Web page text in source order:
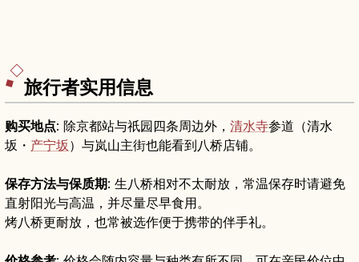
旅行者实用信息
购买地点: 除京都站与祇园四条周边外， 清水寺参道（清水
坂・ 产宁坂 ）与岚山主街也能看到八桥店铺。
保存方法与保质期: 生八桥相对不太耐放，常温保存时请避免
直射阳光与高温，并尽量尽早食用。
烤八桥更耐放，也常被选作便于携带的伴手礼。